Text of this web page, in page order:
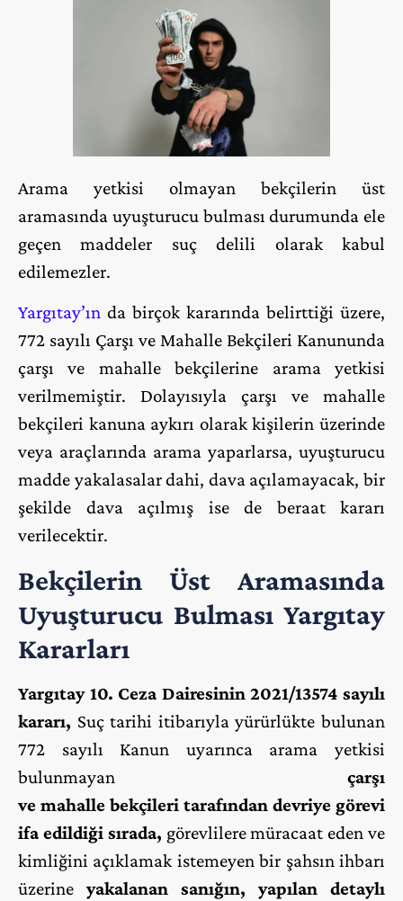
Arama yetkisi olmayan bekçilerin üst
aramasında uyuşturucu bulması durumunda ele
geçen maddeler suç delili olarak kabul
edilemezler.
Yargıtay’ın da birçok kararında belirttiği üzere,
772 sayılı Çarşı ve Mahalle Bekçileri Kanununda
çarşı ve mahalle bekçilerine arama yetkisi
verilmemiştir. Dolayısıyla çarşı ve mahalle
bekçileri kanuna aykırı olarak kişilerin üzerinde
veya araçlarında arama yaparlarsa, uyuşturucu
madde yakalasalar dahi, dava açılamayacak, bir
şekilde dava açılmış ise de beraat kararı
verilecektir.
Bekçilerin Üst Aramasında
Uyuşturucu Bulması Yargıtay
Kararları
Yargıtay 10. Ceza Dairesinin 2021/13574 sayılı
kararı, Suç tarihi itibarıyla yürürlükte bulunan
772 sayılı Kanun uyarınca arama yetkisi
bulunmayan çarşı
ve mahalle bekçileri tarafından devriye görevi
ifa edildiği sırada, görevlilere müracaat eden ve
kimliğini açıklamak istemeyen bir şahsın ihbarı
üzerine yakalanan sanığın, yapılan detaylı